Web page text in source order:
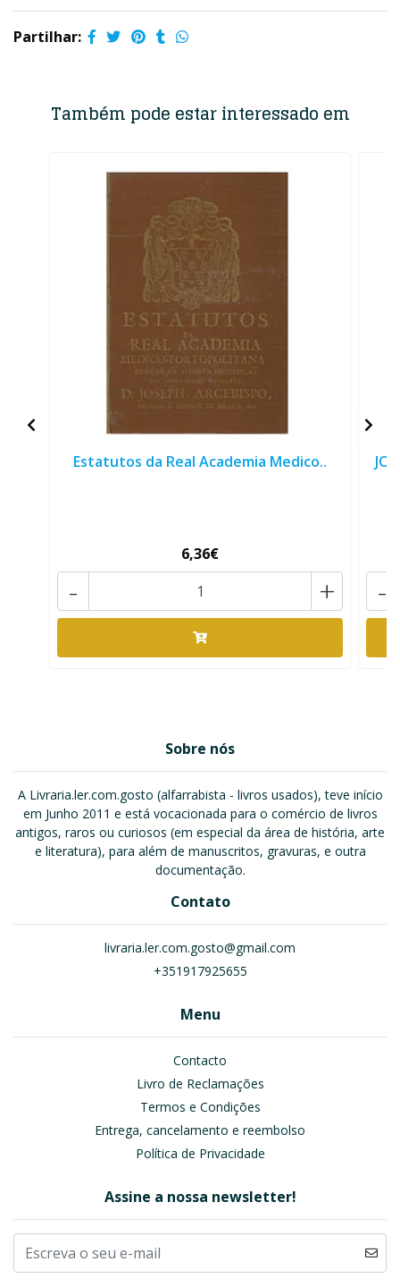
Partilhar:
Também pode estar interessado em
Estatutos da Real Academia Medico..
6,36€
+
- -
Sobre nós
A Livraria.ler.com.gosto (alfarrabista - livros usados), teve início
em Junho 2011 e está vocacionada para o comércio de livros
antigos, raros ou curiosos (em especial da área de história, arte
e literatura), para além de manuscritos, gravuras, e outra
documentação.
Contato
livraria.ler.com.gosto@gmail.com
+351917925655
Menu
Contacto
Livro de Reclamações
Termos e Condições
Entrega, cancelamento e reembolso
Política de Privacidade
Assine a nossa newsletter!